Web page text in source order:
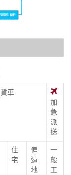
貨車
加
急
派
送
住
宅
偏
遠
地
一
般
工